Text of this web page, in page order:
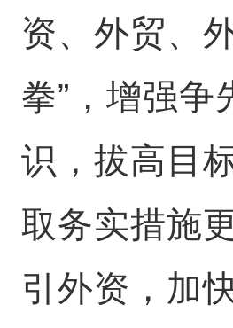
资、外贸、
拳”，增强争
识，拔高目
取务实措施
引外资，加